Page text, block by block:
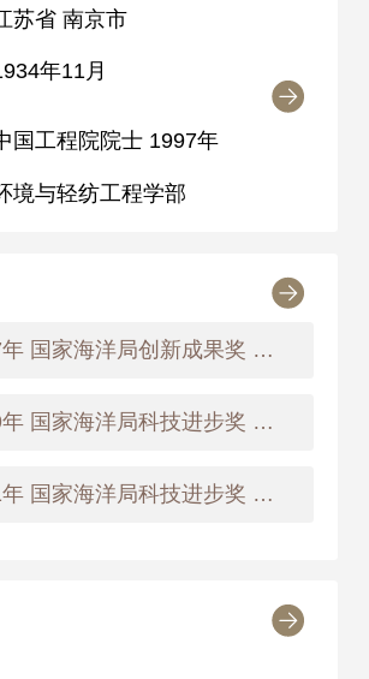
苏省 南京市
年11月
国工程院院士 1997年
境与轻纺工程学部
2007年 国家海洋局创新成果奖 特等奖
1999年 国家海洋局科技进步奖 一等奖
1991年 国家海洋局科技进步奖 二等奖